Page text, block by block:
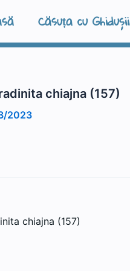
Căsuța cu Ghidușii
chiajna (157)
2023
chiajna (157)